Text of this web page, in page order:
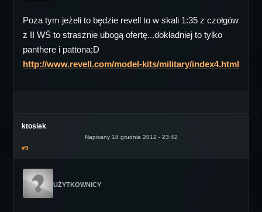
Poza tym jeżeli to będzie revell to w skali 1:35 z czołgów
z II WŚ to strasznie ubogą ofertę...dokładniej to tylko
panthere i pattona;D
http://www.revell.com/model-kits/military/index4.html
ktosiek
Napisany 18 grudnia 2012 - 23:42
#9
UŻYTKOWNICY